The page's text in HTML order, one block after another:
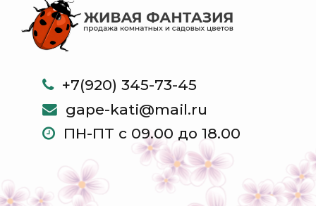
+7(920) 345-73-45
gape-kati@mail.ru
ПН-ПТ с 09.00 до 18.00